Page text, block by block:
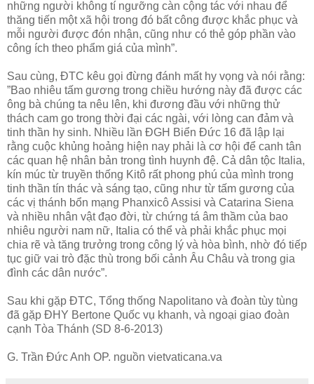
những người không tí ngưỡng càn cộng tác với nhau để
thăng tiến một xã hội trong đó bất công được khắc phục và
mỗi người được đón nhận, cũng như có thẻ góp phần vào
công ích theo phẩm giá của mình”.
Sau cùng, ĐTC kêu gọi đừng đánh mất hy vọng và nói rằng:
”Bao nhiêu tấm gương trong chiều hướng này đã được các
ông bà chúng ta nêu lên, khi đương đầu với những thử
thách cam go trong thời đại các ngài, với lòng can đảm và
tinh thần hy sinh. Nhiều lần ĐGH Biển Đức 16 đã lập lại
rằng cuộc khủng hoảng hiện nay phải là cơ hội để canh tân
các quan hệ nhân bản trong tình huynh đệ. Cả dân tộc Italia,
kín múc từ truyền thống Kitô rất phong phú của mình trong
tinh thần tín thác và sáng tạo, cũng như từ tấm gương của
các vị thánh bổn mạng Phanxicô Assisi và Catarina Siena
và nhiều nhân vật đạo đời, từ chứng tá âm thầm của bao
nhiêu người nam nữ, Italia có thể và phải khắc phục mọi
chia rẽ và tăng trưởng trong công lý và hòa bình, nhờ đó tiếp
tục giữ vai trò đặc thù trong bối cảnh Âu Châu và trong gia
đình các dân nước”.
Sau khi gặp ĐTC, Tổng thống Napolitano và đoàn tùy tùng
đã gặp ĐHY Bertone Quốc vụ khanh, và ngoại giao đoàn
cạnh Tòa Thánh (SD 8-6-2013)
G. Trần Đức Anh OP. nguồn vietvaticana.va